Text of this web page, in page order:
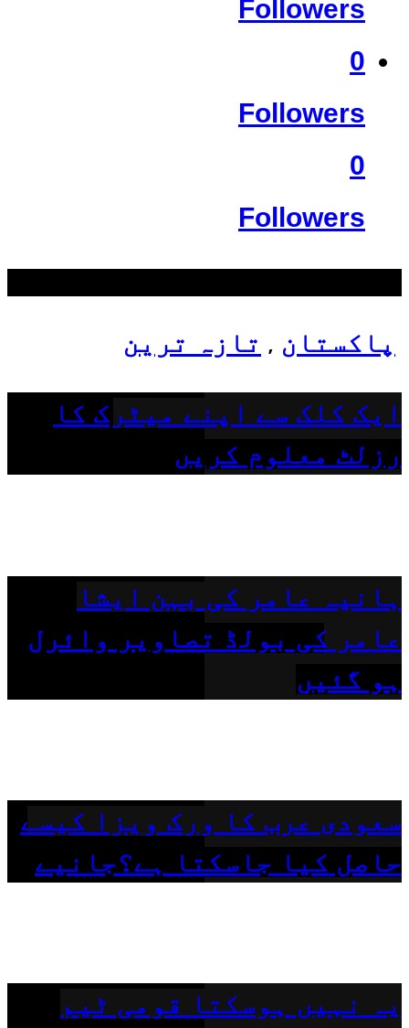
Followers
0
Followers
0
Followers
پاکستان , تازہ ترین
ایک کلک سے اپنے میٹرک کا
رزلٹ معلوم کریں
ہانیہ عامر کی بہن ایشا
عامر کی بولڈ تصاویر وائرل
ہو گئیں
سعودی عرب کا ورک ویزا کیسے
حاصل کیا جاسکتا ہے؟جانیے
یہ نہیں ہوسکتا قومی ٹیم